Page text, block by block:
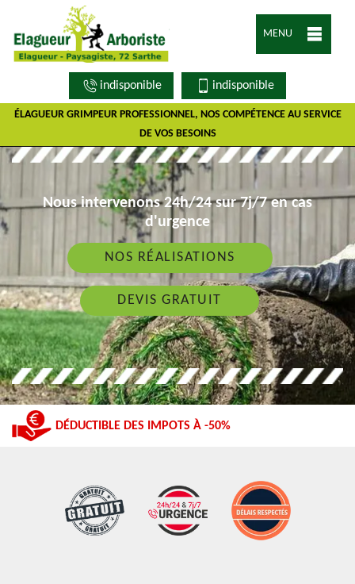
ÉLAGUEUR GRIMPEUR PROFESSIONNEL, NOS COMPÉTENCE AU SERVICE
DE VOS BESOINS
MENU
indisponible indisponible
Nous intervenons 24h/24 sur 7j/7 en cas
d'urgence
NOS RÉALISATIONS
DEVIS GRATUIT
DÉDUCTIBLE DES IMPOTS À -50%